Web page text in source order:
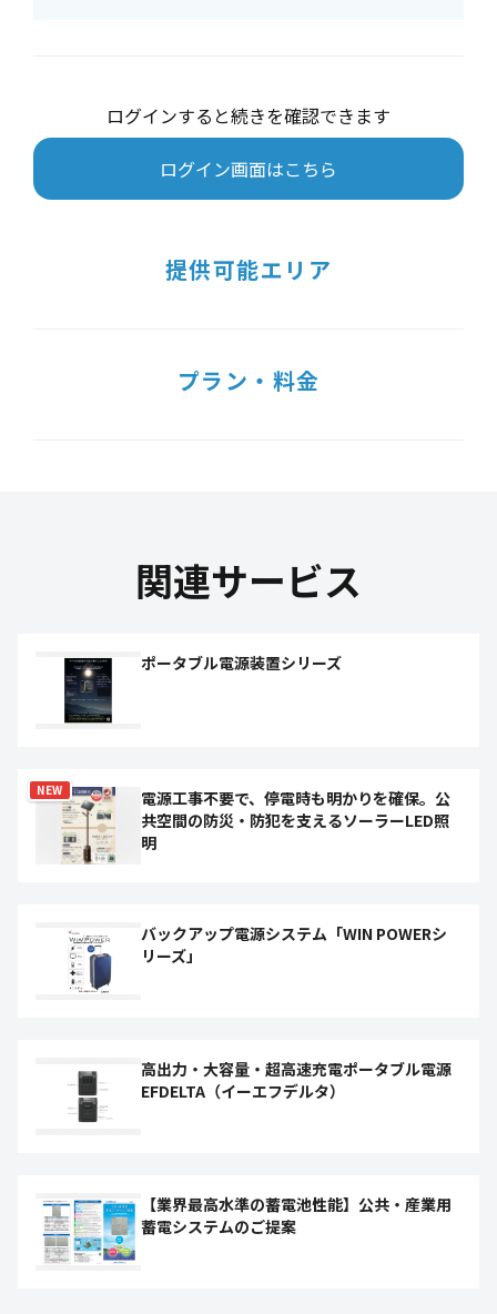
ログインすると続きを確認できます
ログイン画面はこちら
提供可能エリア
プラン・料金
関連サービス
ポータブル電源装置シリーズ
NEW
電源工事不要で、停電時も明かりを確保。公
共空間の防災・防犯を支えるソーラーLED照
明
バックアップ電源システム「WIN POWERシ
リーズ」
高出力・大容量・超高速充電ポータブル電源
EFDELTA（イーエフデルタ）
【業界最高水準の蓄電池性能】公共・産業用
蓄電システムのご提案